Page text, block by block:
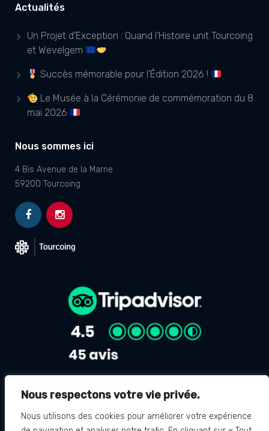
Nous respectons votre vie privée.
Nous utilisons des cookies pour améliorer votre expérience
Actualités
Un Projet d’Exception : Quand l’Histoire unit Tourcoing
et Wevelgem
Succès mémorable pour l’Édition 2026 !
Le Musée à la Cérémonie de commémoration du 8
mai 2026
Nous sommes ici
4 Bis Avenue de la Marne
59200 Tourcoing
Avis Google